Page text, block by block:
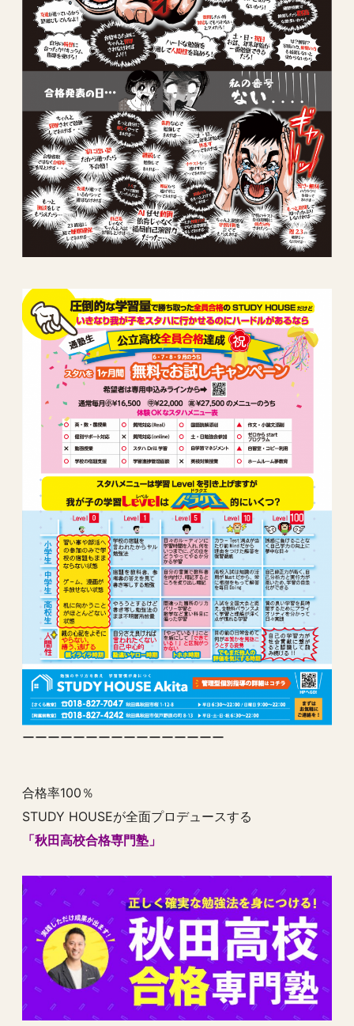
ーーーーーーーーーーーーーーーー
合格率100％
STUDY HOUSEが全面プロデュースする
「秋田高校合格専門塾」